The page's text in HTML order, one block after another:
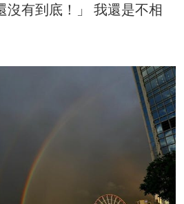
沒有到底！」 我還是不相